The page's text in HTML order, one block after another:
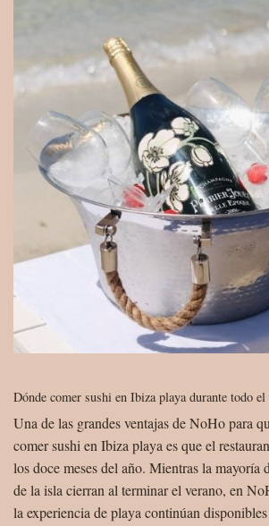
Dónde comer sushi en Ibiza playa durante todo el
Una de las grandes ventajas de NoHo para
comer sushi en Ibiza playa es que el
los doce meses del año. Mientras la mayoría
de la isla cierran al terminar el verano, en
la experiencia de playa continúan